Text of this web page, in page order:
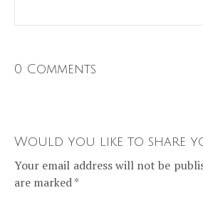
0 Comments
Would you like to share
Your email address will not be
are marked *